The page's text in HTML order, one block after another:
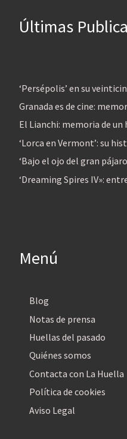
Últimas
‘Persépolis’ en su
Granada es de cine:
El Lianchi: memoria de
‘Lorca en Vermont’: su
‘Bajo el ojo del gran
‘Dreaming Spires IV»:
Menú
Blog
Notas de prensa
Huellas del pasado
Quiénes somos
Contacta con La Huella
Política de cookies
Aviso Legal